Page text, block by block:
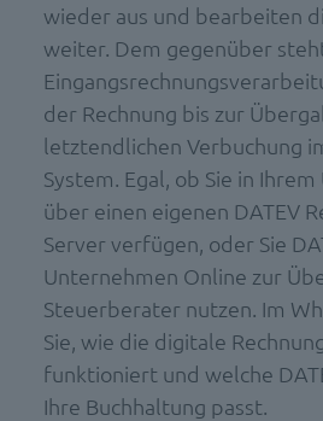
wieder aus und bearbeiten
weiter. Dem gegenüber
der Rechnung bis zur
letztendlichen Verbuchung
System. Egal, ob Sie in
über einen eigenen DATEV
Server verfügen, oder Sie
Unternehmen Online zur
Steuerberater nutzen. Im
Sie, wie die digitale
funktioniert und welche
Ihre Buchhaltung passt.